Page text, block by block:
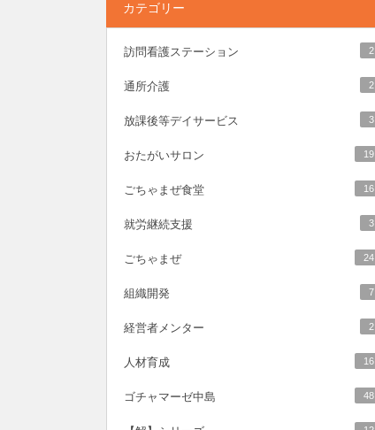
カテゴリー
訪問看護ステーション 2
通所介護 2
放課後等デイサービス 3
おたがいサロン 19
ごちゃまぜ食堂 16
就労継続支援 3
ごちゃまぜ 24
組織開発 7
経営者メンター 2
人材育成 16
ゴチャマーゼ中島 48